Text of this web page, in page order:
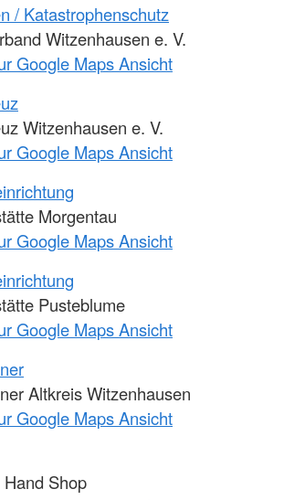
/ Katastrophenschutz
Witzenhausen e. V.
Google Maps Ansicht
Witzenhausen e. V.
Google Maps Ansicht
Morgentau
Google Maps Ansicht
Pusteblume
Google Maps Ansicht
Altkreis Witzenhausen
Google Maps Ansicht
Shop